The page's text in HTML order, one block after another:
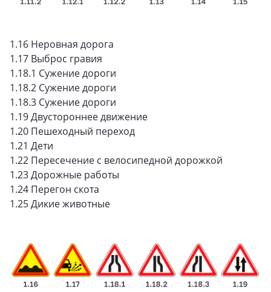
1.16 Неровная дорога
1.17 Выброс гравия
1.18.1 Сужение дороги
1.18.2 Сужение дороги
1.18.3 Сужение дороги
1.19 Двустороннее движение
1.20 Пешеходный переход
1.21 Дети
1.22 Пересечение с велосипедной дорожкой
1.23 Дорожные работы
1.24 Перегон скота
1.25 Дикие животные